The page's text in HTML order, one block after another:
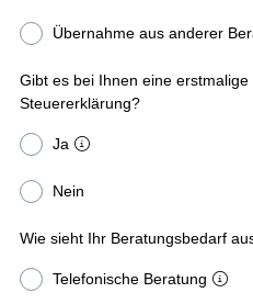
Übernahme aus anderer
Gibt es bei Ihnen eine
Steuererklärung?
Ja
Nein
Wie sieht Ihr Beratungsbedarf
Telefonische Beratung